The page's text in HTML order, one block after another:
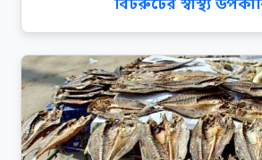
বিটরুটের স্বাস্থ্য